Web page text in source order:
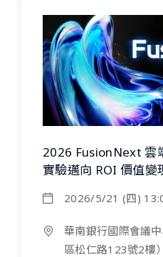
2026 FusionNext 雲
實驗邁向 ROI 價值變
2026/5/21 (四)
華南銀行國際會議
區松仁路123號2樓）